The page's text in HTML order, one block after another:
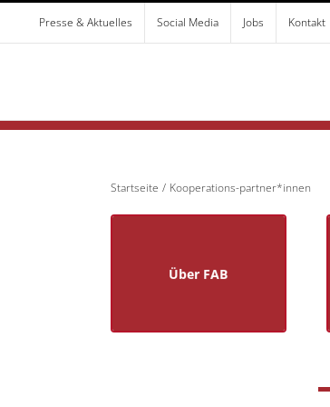
Zum
springen
Presse & Aktuelles Social Media Jobs Kontakt
Startseite Kooperations-partner*innen
Über FAB
Über FAB